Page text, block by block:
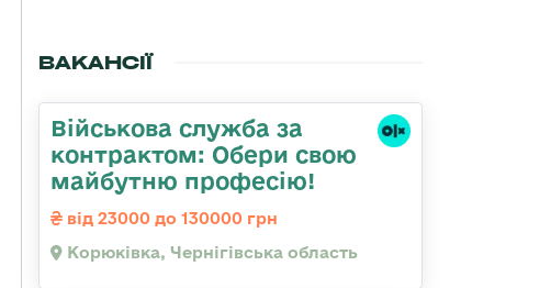
ВАКАНСІЇ
Військова служба за
контрактом: Обери свою
майбутню професію!
від 23000 до 130000 грн
Корюківка, Чернігівська область